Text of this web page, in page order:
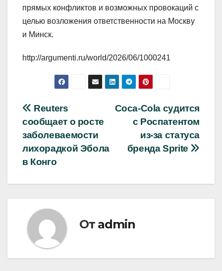
прямых конфликтов и возможных провокаций с
целью возложения ответственности на Москву
и Минск.
http://argumenti.ru/world/2026/06/1000241
Навигация
по
записям
Coca‑Cola судится
с Роспатентом
из‑за статуса
бренда Sprite
Reuters
сообщает о росте
заболеваемости
лихорадкой Эбола
в Конго
От admin